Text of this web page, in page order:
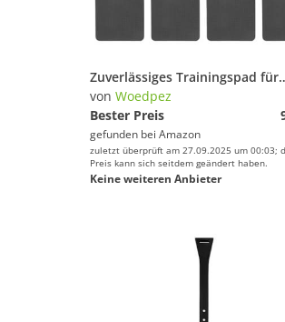
Zuverlässiges Trainingspad für
von Woedpez
Bester Preis
gefunden bei Amazon
zuletzt überprüft am 27.09.2025 um 00:03;
Preis kann sich seitdem geändert haben.
Keine weiteren Anbieter